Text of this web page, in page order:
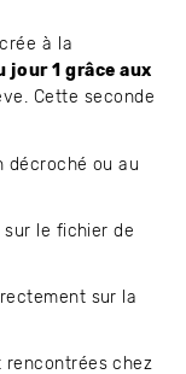
à la
1 grâce aux
Cette seconde
décroché ou au
sur le fichier de
sur la
rencontrées chez